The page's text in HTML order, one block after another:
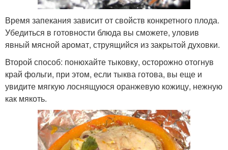
Время запекания зависит от свойств конкретного плода.
Убедиться в готовности блюда вы сможете, уловив
явный мясной аромат, струящийся из закрытой духовки.
Второй способ: понюхайте тыковку, осторожно отогнув
край фольги, при этом, если тыква готова, вы еще и
увидите мягкую лоснящуюся оранжевую кожицу, нежную
как мякоть.